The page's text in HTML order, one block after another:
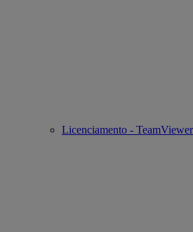
Licenciamento -